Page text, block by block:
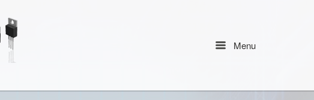
MenuMenu